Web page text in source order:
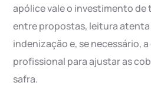
apólice vale o investimento de
entre propostas, leitura atenta
indenização e, se necessário,
profissional para ajustar as
safra.